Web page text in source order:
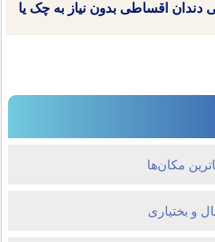
دندان اقساطی بدون نیاز به چک یا
مکان‌ها
و بختیاری